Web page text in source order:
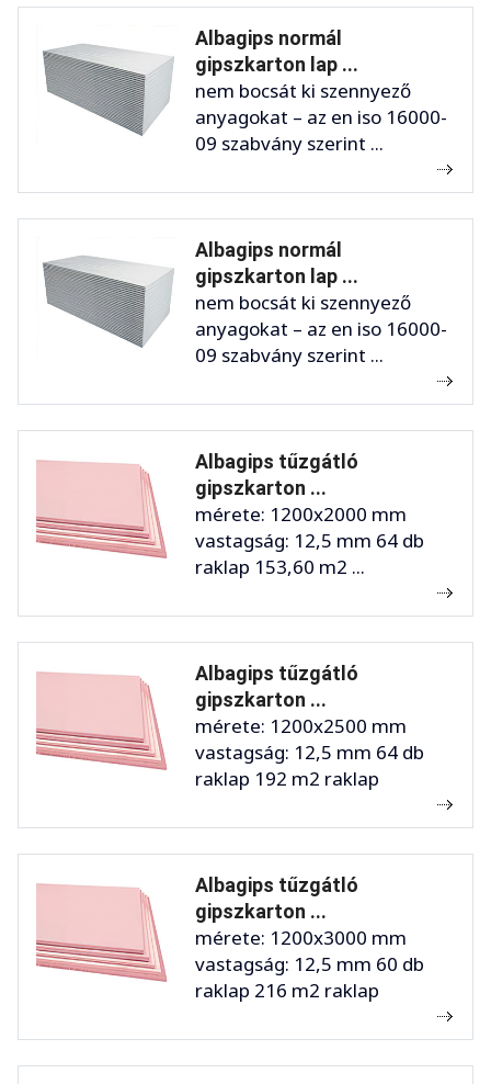
Albagips normál
gipszkarton lap ...
nem bocsát ki szennyező
anyagokat – az en iso 16000-
09 szabvány szerint ...
Albagips normál
gipszkarton lap ...
nem bocsát ki szennyező
anyagokat – az en iso 16000-
09 szabvány szerint ...
Albagips tűzgátló
gipszkarton ...
mérete: 1200x2000 mm
vastagság: 12,5 mm 64 db
raklap 153,60 m2 ...
Albagips tűzgátló
gipszkarton ...
mérete: 1200x2500 mm
vastagság: 12,5 mm 64 db
raklap 192 m2 raklap
Albagips tűzgátló
gipszkarton ...
mérete: 1200x3000 mm
vastagság: 12,5 mm 60 db
raklap 216 m2 raklap